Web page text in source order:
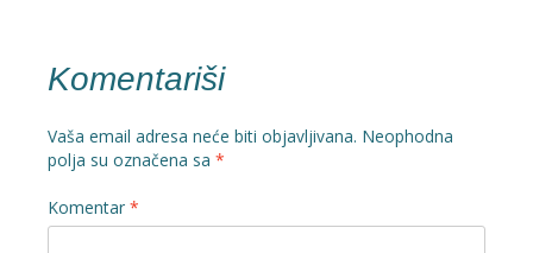
Komentariši
Vaša email adresa neće biti objavljivana. Neophodna
polja su označena sa *
Komentar *